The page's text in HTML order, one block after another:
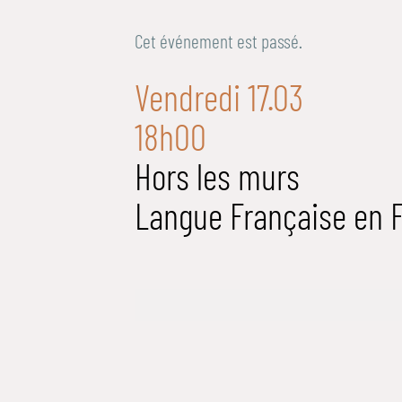
Cet événement est passé.
Vendredi 17.03
18h00
Hors les murs
Langue Française en